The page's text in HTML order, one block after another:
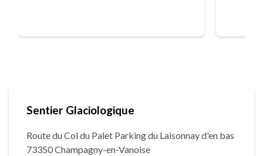
Sentier Glaciologique
Route du Col du Palet Parking du Laisonnay d'en bas
73350 Champagny-en-Vanoise